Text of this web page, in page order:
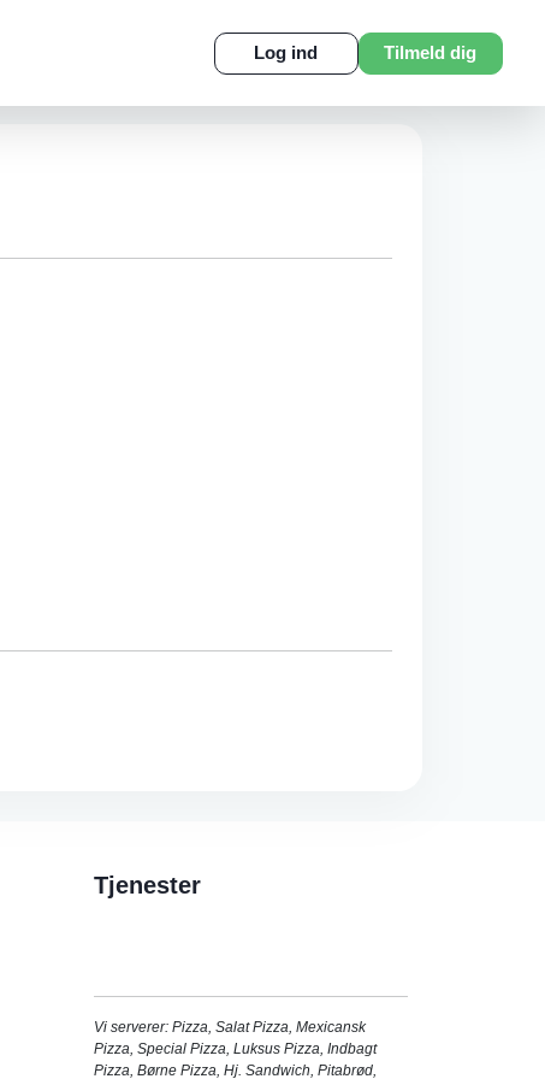
Log ind Tilmeld dig
Tjenester
Vi serverer: Pizza, Salat Pizza, Mexicansk
Pizza, Special Pizza, Luksus Pizza, Indbagt
Pizza, Børne Pizza, Hj. Sandwich, Pitabrød,